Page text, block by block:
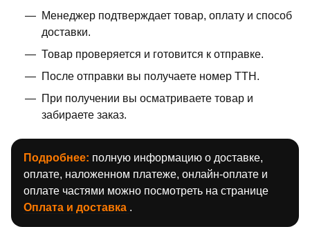
Менеджер подтверждает товар, оплату и способ
доставки.
Товар проверяется и готовится к отправке.
После отправки вы получаете номер ТТН.
При получении вы осматриваете товар и
забираете заказ.
Подробнее: полную информацию о доставке,
оплате, наложенном платеже, онлайн-оплате и
оплате частями можно посмотреть на странице
Оплата и доставка .